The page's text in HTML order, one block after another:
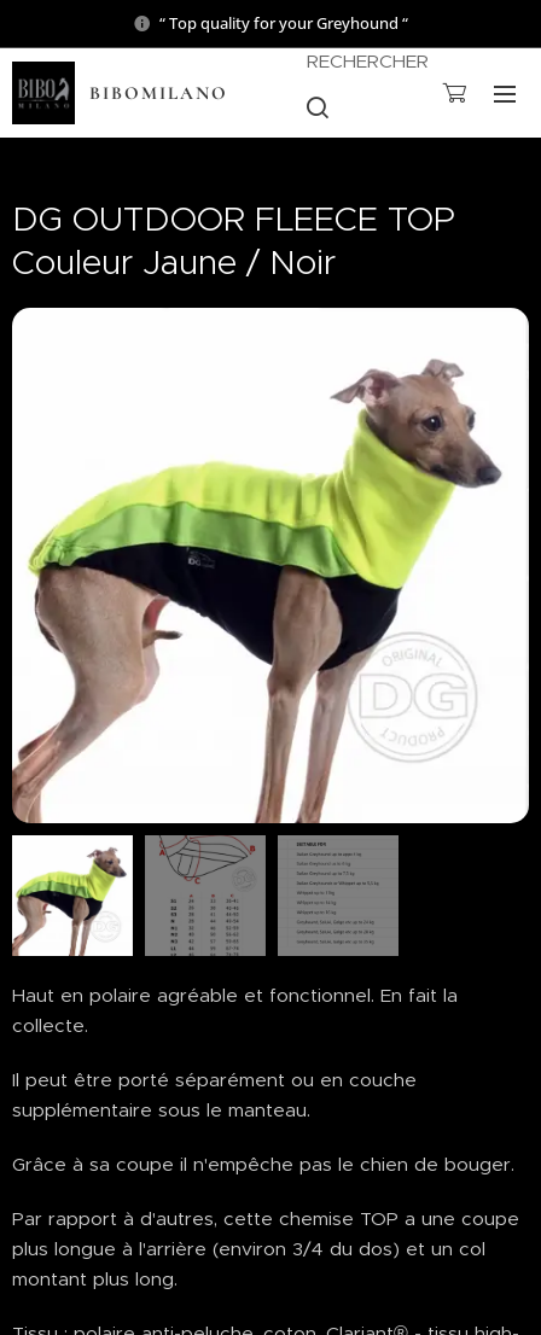
“ Top quality for your Greyhound “
BIBOMILANO
RECHERCHER
DG OUTDOOR FLEECE TOP
Couleur Jaune / Noir
Haut en polaire agréable et fonctionnel. En fait la
collecte.
Il peut être porté séparément ou en couche
supplémentaire sous le manteau.
Grâce à sa coupe il n'empêche pas le chien de bouger.
Par rapport à d'autres, cette chemise TOP a une coupe
plus longue à l'arrière (environ 3/4 du dos) et un col
montant plus long.